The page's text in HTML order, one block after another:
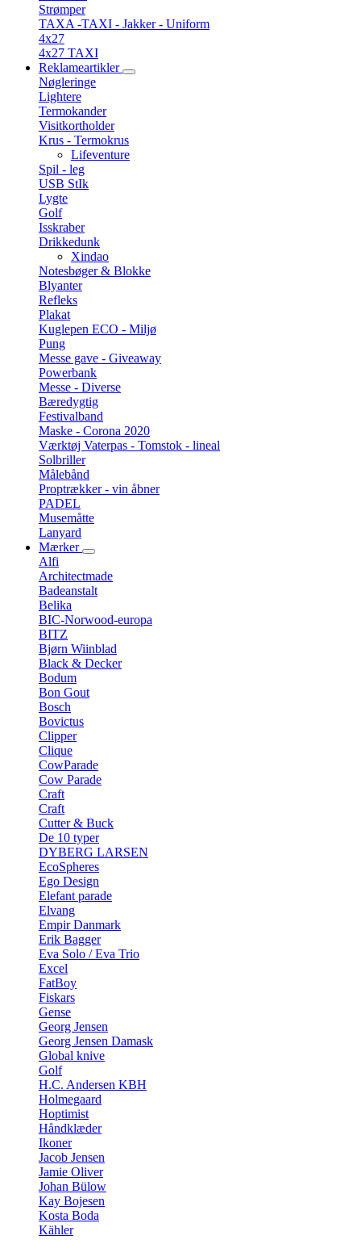
Strømper
TAXA -TAXI - Jakker - Uniform
4x27
4x27 TAXI
Reklameartikler
Nøgleringe
Lightere
Termokander
Visitkortholder
Krus - Termokrus
Lifeventure
Spil - leg
USB StIk
Lygte
Golf
Isskraber
Drikkedunk
Xindao
Notesbøger & Blokke
Blyanter
Refleks
Plakat
Kuglepen ECO - Miljø
Pung
Messe gave - Giveaway
Powerbank
Messe - Diverse
Bæredygtig
Festivalband
Maske - Corona 2020
Værktøj Vaterpas - Tomstok - lineal
Solbriller
Målebånd
Proptrækker - vin åbner
PADEL
Musemåtte
Lanyard
Mærker
Alfi
Architectmade
Badeanstalt
Belika
BIC-Norwood-europa
BITZ
Bjørn Wiinblad
Black & Decker
Bodum
Bon Gout
Bosch
Bovictus
Clipper
Clique
CowParade
Cow Parade
Craft
Craft
Cutter & Buck
De 10 typer
DYBERG LARSEN
EcoSpheres
Ego Design
Elefant parade
Elvang
Empir Danmark
Erik Bagger
Eva Solo / Eva Trio
Excel
FatBoy
Fiskars
Gense
Georg Jensen
Georg Jensen Damask
Global knive
Golf
H.C. Andersen KBH
Holmegaard
Hoptimist
Håndklæder
Ikoner
Jacob Jensen
Jamie Oliver
Johan Bülow
Kay Bojesen
Kosta Boda
Kähler